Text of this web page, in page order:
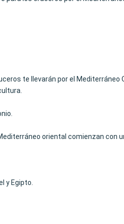
te llevarán por el
oriental comienzan con
y Egipto.